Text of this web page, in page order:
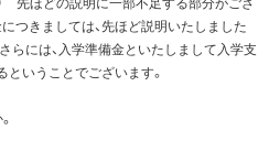
先ほどの説明に一部不足する部分がござ
つきましては、先ほど説明いたしました
らには、入学準備金といたしまして入学支
いうことでございます。